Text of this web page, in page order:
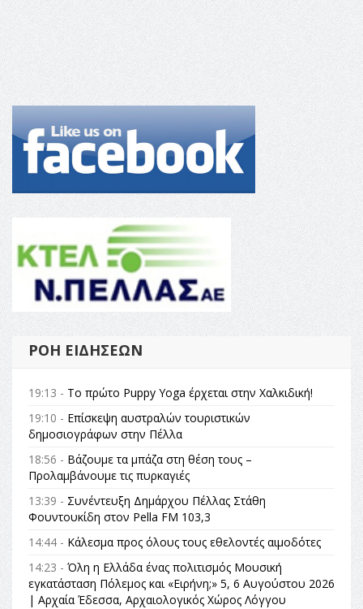
ΡΟΉ ΕΙΔΉΣΕΩΝ
19:13 - Το πρώτο Puppy Yoga έρχεται στην Χαλκιδική!
19:10 - Επίσκεψη αυστραλών τουριστικών
δημοσιογράφων στην Πέλλα
18:56 - Βάζουμε τα μπάζα στη θέση τους –
Προλαμβάνουμε τις πυρκαγιές
13:39 - Συνέντευξη Δημάρχου Πέλλας Στάθη
Φουντουκίδη στον Pella FM 103,3
14:44 - Κάλεσμα προς όλους τους εθελοντές αιμοδότες
14:23 - Όλη η Ελλάδα ένας πολιτισμός Μουσική
εγκατάσταση Πόλεμος και «Ειρήνη;» 5, 6 Αυγούστου 2026
| Αρχαία Έδεσσα, Αρχαιολογικός Χώρος Λόγγου